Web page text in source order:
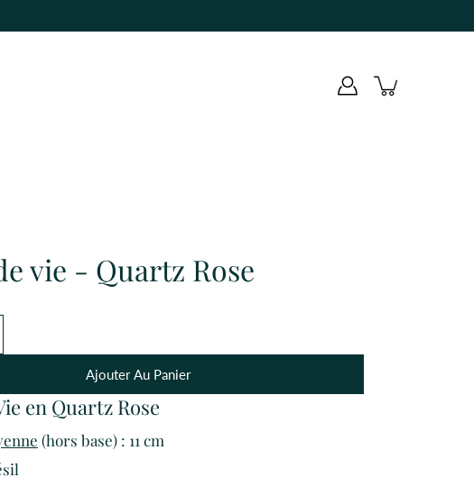
vie - Quartz Rose
Ajouter Au Panier
en Quartz Rose
(hors base) : 11 cm